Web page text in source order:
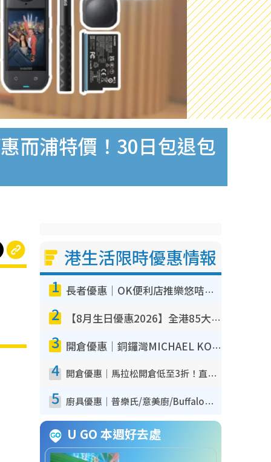
而浦特價！30日包退包
港生活限時優惠情報
1 長者優惠｜OK便利店推樂悠咭優惠！買麵包/牛奶/保健品拍卡即減
2 【8月生日優惠2026】全港85大食買玩著數攻略 自助餐/火鍋放題同行免費＋誠品/DONKI送現金券
3 開倉優惠｜銅鑼灣MICHAEL KORS開倉低至17折！直擊$500起買手袋/銀包/鞋款 必買經典Jet Set系列
4 開倉優惠｜馬拉松開倉低至3折！直擊$99起買adidas／New Balance／Puma鞋款 STANLEY保溫杯劈價至$119起
5 廚具優惠｜普樂氏/意美廚/Buffalo廚具低至3折！$89起買煎鍋／炒鑊／個人鍋 同場小家電激減至$99起
U GO 本週好去處